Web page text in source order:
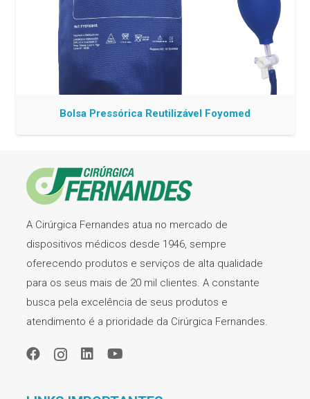
Bolsa Pressórica Reutilizável Foyomed
A Cirúrgica Fernandes atua no mercado de
dispositivos médicos desde 1946, sempre
oferecendo produtos e serviços de alta qualidade
para os seus mais de 20 mil clientes. A constante
busca pela excelência de seus produtos e
atendimento é a prioridade da Cirúrgica Fernandes.